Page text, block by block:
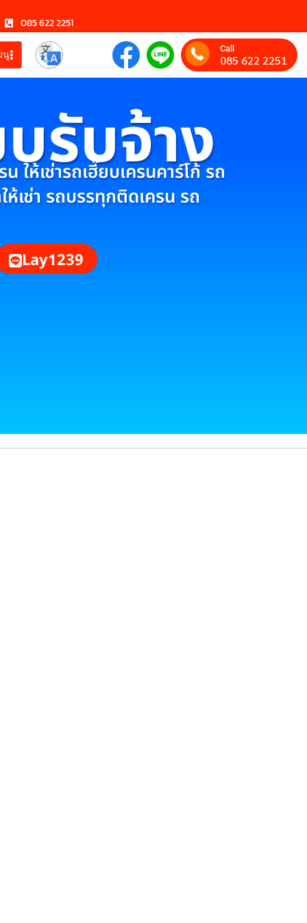
085 622 2251
นู Call
085 622 2251
รับจ้าง
ให้เช่ารถเฮี๊ยบเครนคาร์โก้ รถ
ห้เช่า รถบรรทุกติดเครน รถ
Lay1239